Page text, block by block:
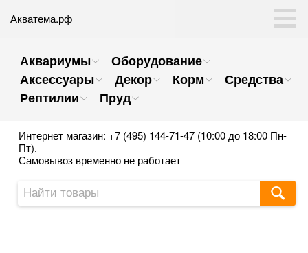
Акватема.рф
Аквариумы
Оборудование
Аксессуары
Декор Корм
Средства
Рептилии
Пруд
Интернет магазин: +7 (495) 144-71-47 (10:00 до 18:00 Пн-
Пт).
Самовывоз временно не работает